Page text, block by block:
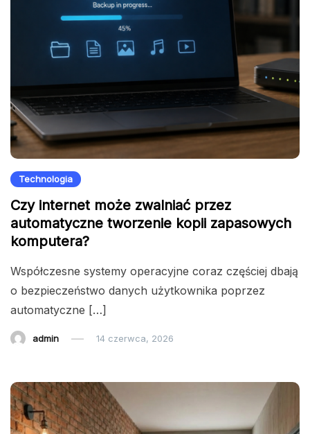
Technologia
Czy internet może zwalniać przez
automatyczne tworzenie kopii zapasowych
komputera?
Współczesne systemy operacyjne coraz częściej dbają
o bezpieczeństwo danych użytkownika poprzez
automatyczne […]
admin 14 czerwca, 2026